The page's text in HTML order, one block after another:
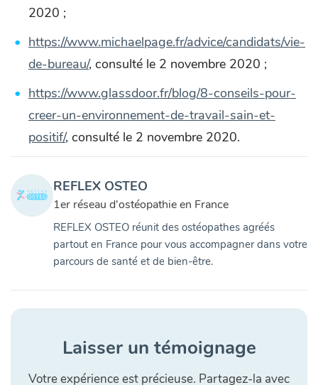
2020 ;
https://www.michaelpage.fr/advice/candidats/vie-
de-bureau/, consulté le 2 novembre 2020 ;
https://www.glassdoor.fr/blog/8-conseils-pour-
creer-un-environnement-de-travail-sain-et-
positif/, consulté le 2 novembre 2020.
REFLEX OSTEO
1er réseau d'ostéopathie en France
REFLEX OSTEO réunit des ostéopathes agréés
partout en France pour vous accompagner dans votre
parcours de santé et de bien-être.
Laisser un témoignage
Votre expérience est précieuse. Partagez-la avec